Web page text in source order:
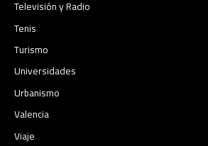
Televisión y Radio
Tenis
Turismo
Universidades
Urbanismo
Valencia
Viaje